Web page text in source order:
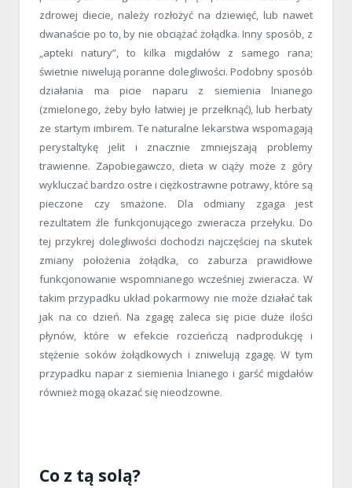
zdrowej diecie, należy rozłożyć na dziewięć, lub nawet
dwanaście po to, by nie obciążać żołądka. Inny sposób, z
„apteki natury”, to kilka migdałów z samego rana;
świetnie niwelują poranne dolegliwości. Podobny sposób
działania ma picie naparu z siemienia lnianego
(zmielonego, żeby było łatwiej je przełknąć), lub herbaty
ze startym imbirem. Te naturalne lekarstwa wspomagają
perystaltykę jelit i znacznie zmniejszają problemy
trawienne. Zapobiegawczo, dieta w ciąży może z góry
wykluczać bardzo ostre i ciężkostrawne potrawy, które są
pieczone czy smażone. Dla odmiany zgaga jest
rezultatem źle funkcjonującego zwieracza przełyku. Do
tej przykrej dolegliwości dochodzi najczęściej na skutek
zmiany położenia żołądka, co zaburza prawidłowe
funkcjonowanie wspomnianego wcześniej zwieracza. W
takim przypadku układ pokarmowy nie może działać tak
jak na co dzień. Na zgagę zaleca się picie duże ilości
płynów, które w efekcie rozcieńczą nadprodukcję i
stężenie soków żołądkowych i zniwelują zgagę. W tym
przypadku napar z siemienia lnianego i garść migdałów
również mogą okazać się nieodzowne.
Co z tą solą?